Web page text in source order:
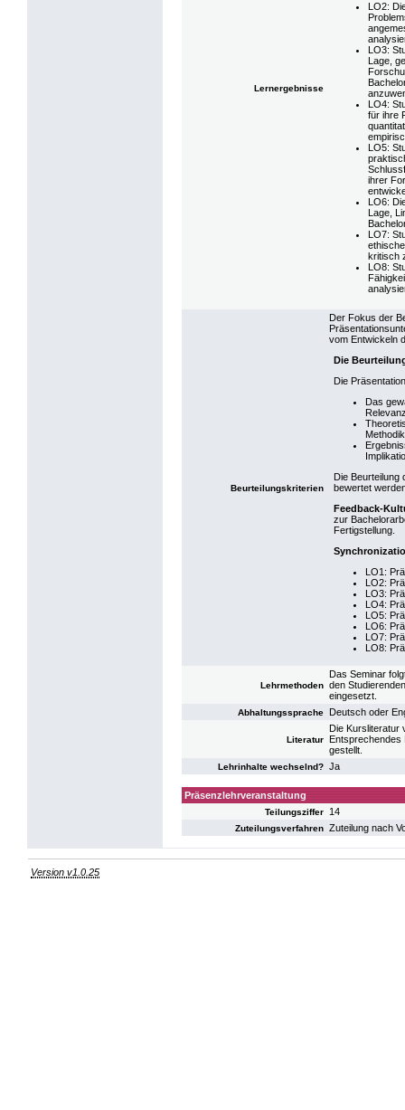
Lernergebnisse
LO2:
LO3:
Lage,
LO4:
für ihre
LO5:
ihrer
LO6:
Lage,
LO7:
kritisch
LO8:
Beurteilungskriterien
Der Fokus der
vom Entwickeln
Die
Die
Das
Methodik
Die Beurteilung
bewertet
Feedback-
zur
Fertigstellung.
LO1:
LO2:
LO3:
LO4:
LO5:
LO6:
LO7:
LO8:
Lehrmethoden
Das Seminar
den
eingesetzt.
Abhaltungssprache Deutsch oder
Literatur
Die Kursliteratur
Entsprechendes
gestellt.
Lehrinhalte wechselnd? Ja
Präsenzlehrveranstaltung
Teilungsziffer 14
Zuteilungsverfahren Zuteilung nach
Version v1.0.25